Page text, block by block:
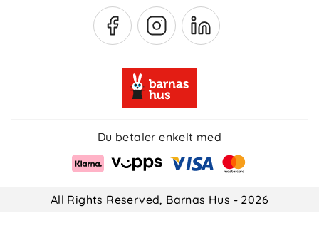
Du betaler enkelt med
All Rights Reserved, Barnas Hus - 2026